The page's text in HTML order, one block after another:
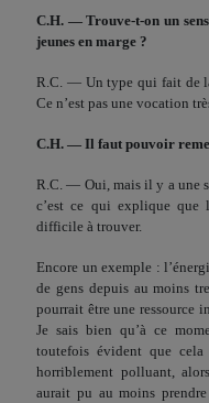
C.H. — Trouve-t-on un
jeunes en marge ?
R.C. — Un type qui fait de
Ce n’est pas une vocation
C.H. — Il faut pouvoir
R.C. — Oui, mais il y a une
c’est ce qui explique
difficile à trouver.
Encore un exemple :
de gens depuis au moins
pourrait être une ressource
Je sais bien qu’à ce
toutefois évident que
horriblement polluant,
aurait pu au moins